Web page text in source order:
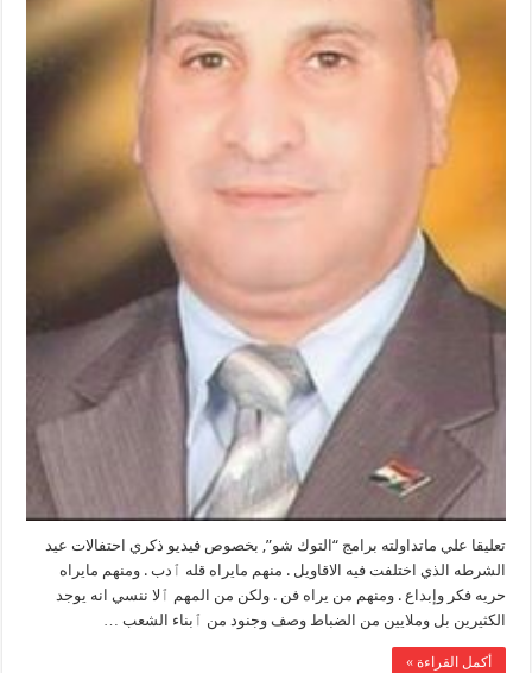
تعليقا علي ماتداولته برامج “التوك شو”, بخصوص فيديو ذكري احتفالات عيد
الشرطه الذي اختلفت فيه الاقاويل . منهم مايراه قله ٱدب . ومنهم مايراه
حريه فكر وإبداع . ومنهم من يراه فن . ولكن من المهم ٱلا ننسي انه يوجد
الكثيرين بل وملايين من الضباط وصف وجنود من ٱبناء الشعب …
أكمل القراءة »